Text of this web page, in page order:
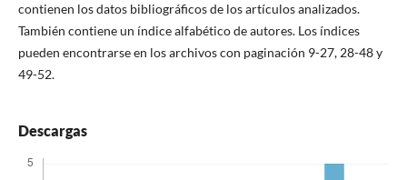
contienen los datos bibliográficos de los artículos analizados.
También contiene un índice alfabético de autores. Los índices
pueden encontrarse en los archivos con paginación 9-27, 28-48 y
49-52.
Descargas